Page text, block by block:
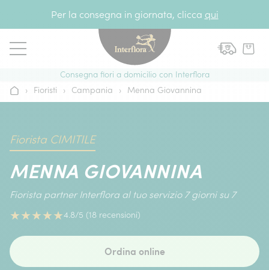
Per la consegna in giornata, clicca qui
Consegna fiori a domicilio con Interflora
Home› Fioristi › Campania › Menna Giovannina
Fiorista CIMITILE
MENNA GIOVANNINA
Fiorista partner Interflora al tuo servizio 7 giorni su 7
★★★★★4.8/5 (18 recensioni)
Ordina online